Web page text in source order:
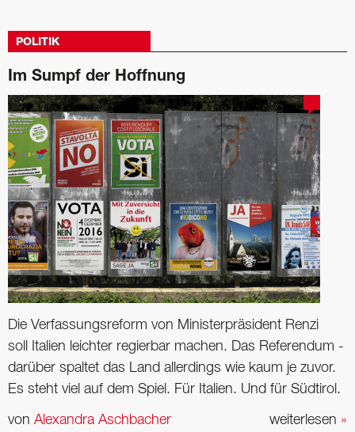
POLITIK
Im Sumpf der Hoffnung
Die Verfassungsreform von Ministerpräsident Renzi
soll ­Italien leichter regierbar machen. Das Referendum ­
darüber spaltet das Land allerdings wie kaum je zuvor.
Es steht viel auf dem Spiel. Für Italien. Und für Südtirol.
weiterlesen »
von Alexandra Aschbacher